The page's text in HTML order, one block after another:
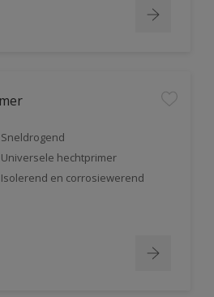
Sneldrogend
Universele hechtprimer
Isolerend en corrosiewerend